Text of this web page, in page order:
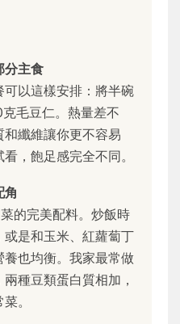
分主食
以這樣安排：將半碗
毛豆仁。熱量差不
纖維讓你更不容易
，飽足感完全不同。
角
的完美配料。炒飯時
是和玉米、紅蘿蔔丁
也均衡。我家最常做
種豆類蛋白質相加，
。